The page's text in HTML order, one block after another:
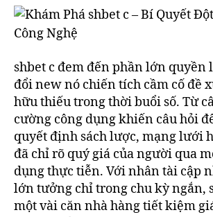
shbet c đem đến phần lớn quyền
đổi new nó chiến tích cầm cố đề
hữu thiếu trong thời buổi số. Từ
cường công dụng khiến câu hỏi
quyết định sách lược, mạng lưới
đã chỉ rõ quý giá của người qua
dụng thực tiễn. Với nhân tài cập
lớn tưởng chỉ trong chu kỳ ngắn,
một vài căn nhà hàng tiết kiệm